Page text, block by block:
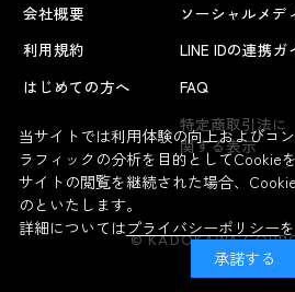
会社概要
利用規約
はじめての方へ
ソーシャルメデ
LINE IDの連携ガ
FAQ
特定商取引法に
関する表示
© KADOKAWA
当サイトでは利用体験の向上およびコ
ラフィックの分析を目的としてCookie
サイトの閲覧を継続された場合、
のといたします。
詳細についてはプライバシーポリシー
承諾する